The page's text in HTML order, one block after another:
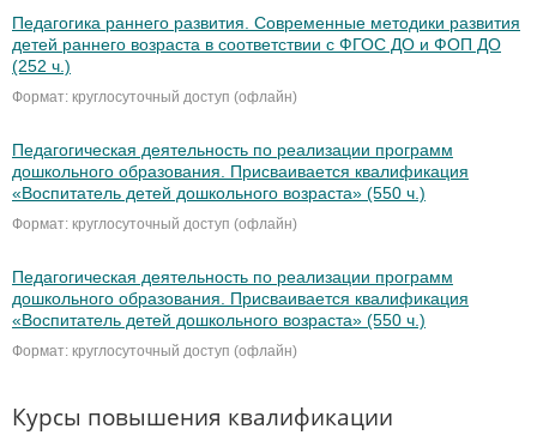
Педагогика раннего развития. Современные методики развития
детей раннего возраста в соответствии с ФГОС ДО и ФОП ДО
(252 ч.)
Формат: круглосуточный доступ (офлайн)
Педагогическая деятельность по реализации программ
дошкольного образования. Присваивается квалификация
«Воспитатель детей дошкольного возраста» (550 ч.)
Формат: круглосуточный доступ (офлайн)
Педагогическая деятельность по реализации программ
дошкольного образования. Присваивается квалификация
«Воспитатель детей дошкольного возраста» (550 ч.)
Формат: круглосуточный доступ (офлайн)
Курсы повышения квалификации